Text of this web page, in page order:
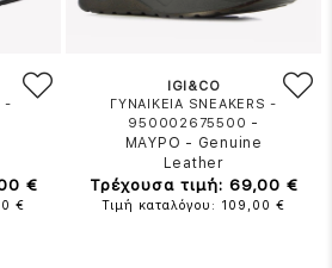
-
€
€
IGI&CO
ΓΥΝΑΙΚΕΙΑ SNEAKERS -
950002675500 -
ΜΑΥΡΟ - Genuine
Leather
Τρέχουσα τιμή: 69,00 €
Τιμή καταλόγου: 109,00 €